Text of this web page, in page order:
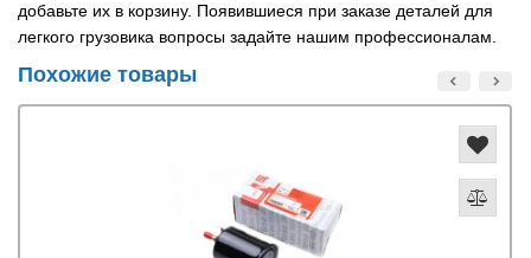
добавьте их в корзину. Появившиеся при заказе деталей для
легкого грузовика вопросы задайте нашим профессионалам.
Похожие товары